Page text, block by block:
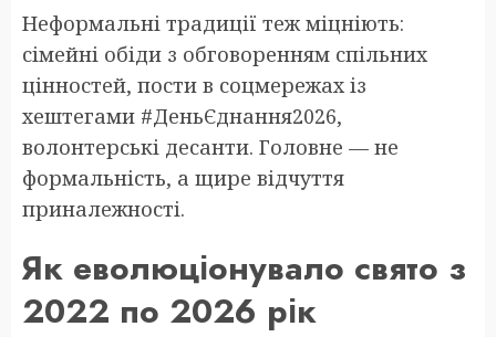
Неформальні традиції теж міцніють:
сімейні обіди з обговоренням спільних
цінностей, пости в соцмережах із
хештегами #ДеньЄднання2026,
волонтерські десанти. Головне — не
формальність, а щире відчуття
приналежності.
Як еволюціонувало свято з
2022 по 2026 рік